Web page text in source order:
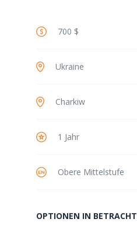
700 $
Ukraine
Charkiw
1 Jahr
Obere Mittelstufe
OPTIONEN IN